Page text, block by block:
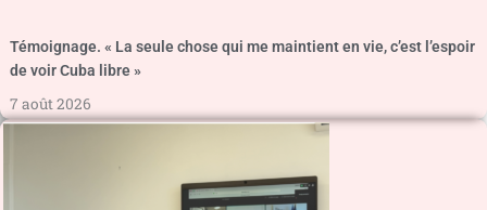
Témoignage. « La seule chose qui me maintient en vie, c’est l’espoir
de voir Cuba libre »
7 août 2026